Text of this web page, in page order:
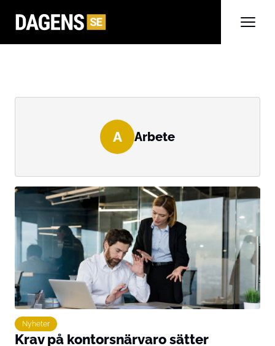
A Arbete
Nyheter
Krav på kontorsnärvaro sätter